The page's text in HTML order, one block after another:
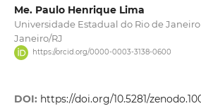
Me. Paulo Henrique Lima
Universidade Estadual do Rio de Janeiro
Janeiro/RJ
https://orcid.org/0000-0003-3138-0600
DOI: https://doi.org/10.5281/